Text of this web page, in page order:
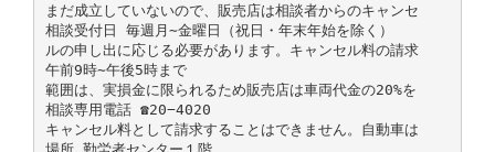
まだ成立していないので、販売店は相談者からのキャンセ
相談受付日 毎週月∼金曜日（祝日・年末年始を除く）
ルの申し出に応じる必要があります。キャンセル料の請求
午前9時∼午後5時まで
範囲は、実損金に限られるため販売店は車両代金の20%を
相談専用電話 ☎20−4020
キャンセル料として請求することはできません。自動車は
場所 勤労者センター１階